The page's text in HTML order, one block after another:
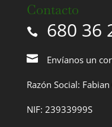
Contacto
680 36
Envíanos un
Razón Social:
NIF: 23933999S